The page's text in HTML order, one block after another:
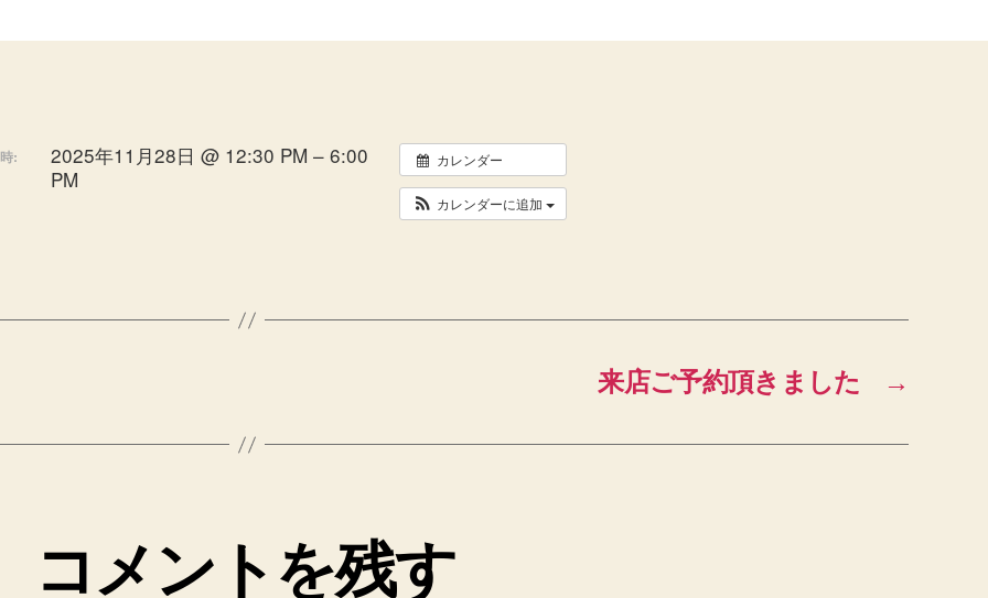
す
カレンダー
カレンダーに追加
:
2025年11月28日 @ 12:30 PM – 6:00
PM
→
来店ご予約頂きました
コメントを残す